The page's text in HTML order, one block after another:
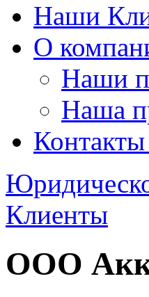
Наши
О
Наши
Наша
Клиенты
ООО